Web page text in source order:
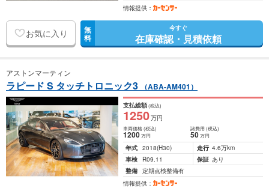
情報提供：
お気に入り 無
料
今すぐ
在庫確認・見積依頼
アストンマーティン
ラピード S タッチトロニック3 （ABA-AM401）
支払総額(税込)
1250万円
車両価格(税込)
1200万円
諸費用 (税込)
50 万円
年式 2018(H30) 走行 4.6万km
車検
R09.11 保証 あり
整備 定期点検整備有
情報提供：